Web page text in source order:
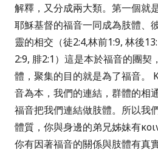
解釋，又分成兩大類。第一個就
耶穌基督的福音一同成為肢體、
靈的相交（徒2:4,林前1:9, 林後
2:9, 腓2:1）這是本於福音的團契
體，聚集的目的就是為了福音。
音為本，我們的連結，群體的相
福音把我們連結做肢體。所以我
體質，你與身邊的弟兄姊妹有
你有因著福音的關係與肢體有真